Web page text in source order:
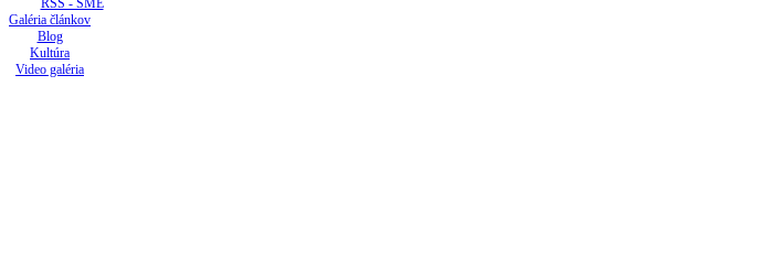
RSS - SME
Galéria článkov
Blog
Kultúra
Video galéria